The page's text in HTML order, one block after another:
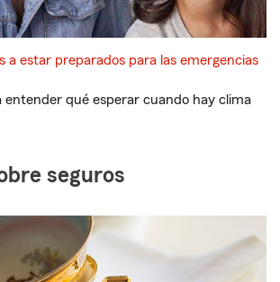
a estar preparados para las emergencias
entender qué esperar cuando hay clima
seguros